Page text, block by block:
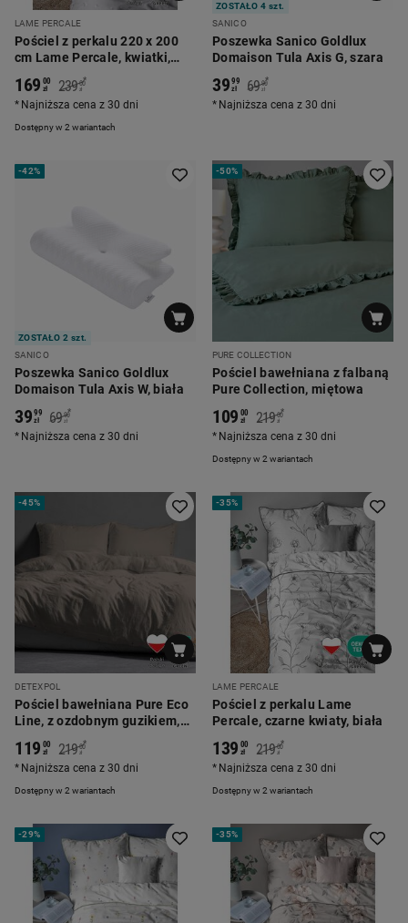
LAME PERCALE
Pościel z perkalu 220 x 200
cm Lame Percale, kwiatki,
Dostępny w 2 wariantach
169 00
zł 239 00
zł
*
Najniższa cena z 30 dni
ZOSTAŁO 4 szt.
SANICO
Poszewka Sanico Goldlux
Domaison Tula Axis G, szara
3999
zł 69 90
zł
*
Najniższa cena z 30 dni
-42%
ZOSTAŁO 2 szt.
SANICO
Poszewka Sanico Goldlux
Domaison Tula Axis W, biała
3999
zł 69 90
zł
*
Najniższa cena z 30 dni
-50%
PURE COLLECTION
Pościel bawełniana z falbaną
Pure Collection, miętowa
Dostępny w 2 wariantach
109 00
zł 219 00
zł
*
Najniższa cena z 30 dni
-45%
DETEXPOL
Pościel bawełniana Pure Eco
Line, z ozdobnym guzikiem,
Dostępny w 2 wariantach
119 00
zł 219 00
zł
*
Najniższa cena z 30 dni
-35%
LAME PERCALE
Pościel z perkalu Lame
Percale, czarne kwiaty, biała
Dostępny w 2 wariantach
139 00
zł 219 00
zł
*
Najniższa cena z 30 dni
-29% -35%